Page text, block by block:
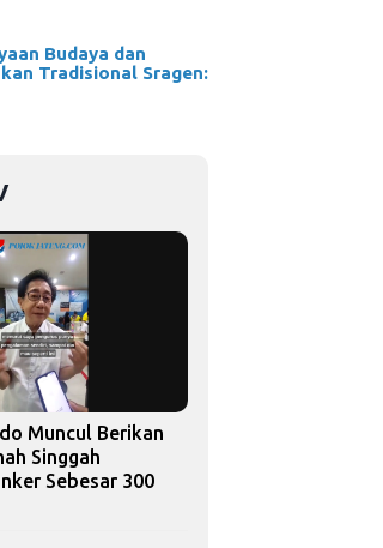
Budaya dan
Tradisional Sragen:
Muncul Berikan
Singgah
Sebesar 300